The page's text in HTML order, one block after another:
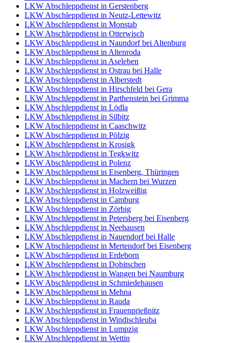
LKW Abschleppdienst in Gerstenberg
LKW Abschleppdienst in Neutz-Lettewitz
LKW Abschleppdienst in Monstab
LKW Abschleppdienst in Otterwisch
LKW Abschleppdienst in Naundorf bei Altenburg
LKW Abschleppdienst in Altenroda
LKW Abschleppdienst in Aseleben
LKW Abschleppdienst in Ostrau bei Halle
LKW Abschleppdienst in Alberstedt
LKW Abschleppdienst in Hirschfeld bei Gera
LKW Abschleppdienst in Parthenstein bei Grimma
LKW Abschleppdienst in Lödla
LKW Abschleppdienst in Silbitz
LKW Abschleppdienst in Caaschwitz
LKW Abschleppdienst in Pölzig
LKW Abschleppdienst in Krosigk
LKW Abschleppdienst in Tegkwitz
LKW Abschleppdienst in Polenz
LKW Abschleppdienst in Eisenberg, Thüringen
LKW Abschleppdienst in Machern bei Wurzen
LKW Abschleppdienst in Holzweißig
LKW Abschleppdienst in Camburg
LKW Abschleppdienst in Zörbig
LKW Abschleppdienst in Petersberg bei Eisenberg
LKW Abschleppdienst in Neehausen
LKW Abschleppdienst in Nauendorf bei Halle
LKW Abschleppdienst in Mertendorf bei Eisenberg
LKW Abschleppdienst in Erdeborn
LKW Abschleppdienst in Dobitschen
LKW Abschleppdienst in Wangen bei Naumburg
LKW Abschleppdienst in Schmiedehausen
LKW Abschleppdienst in Mehna
LKW Abschleppdienst in Rauda
LKW Abschleppdienst in Frauenprießnitz
LKW Abschleppdienst in Windischleuba
LKW Abschleppdienst in Lumpzig
LKW Abschleppdienst in Wettin